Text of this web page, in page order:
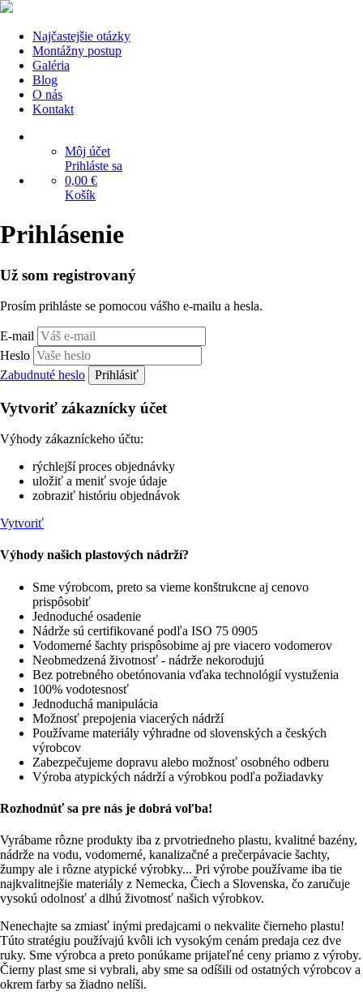
Najčastejšie otázky
Montážny postup
Galéria
Blog
O nás
Kontakt
Môj účet
Prihláste sa
0,00 €
Košík
Prihlásenie
Už som registrovaný
Prosím prihláste se pomocou vášho e-mailu a hesla.
E-mail
Heslo
Zabudnuté heslo
Vytvoriť zákaznícky účet
Výhody zákazníckeho účtu:
rýchlejší proces objednávky
uložiť a meniť svoje údaje
zobraziť históriu objednávok
Vytvoriť
Výhody našich plastových nádrží?
Sme výrobcom, preto sa vieme konštrukcne aj cenovo
prispôsobiť
Jednoduché osadenie
Nádrže sú certifikované podľa ISO 75 0905
Vodomerné šachty prispôsobime aj pre viacero vodomerov
Neobmedzená životnosť - nádrže nekorodujú
Bez potrebného obetónovania vďaka technológií vystuženia
100% vodotesnosť
Jednoduchá manipulácia
Možnosť prepojenia viacerých nádrží
Používame materiály výhradne od slovenských a českých
výrobcov
Zabezpečujeme dopravu alebo možnosť osobného odberu
Výroba atypických nádrží a výrobkou podľa požiadavky
Rozhodnúť sa pre nás je dobrá voľba!
Vyrábame rôzne produkty iba z prvotriedneho plastu, kvalitné bazény,
nádrže na vodu, vodomerné, kanalizačné a prečerpávacie šachty,
žumpy ale i rôzne atypické výrobky... Pri výrobe používame iba tie
najkvalitnejšie materiály z Nemecka, Čiech a Slovenska, čo zaručuje
vysokú odolnosť a dlhú životnosť našich výrobkov.
Nenechajte sa zmiasť inými predajcami o nekvalite čierneho plastu!
Túto stratégiu používajú kvôli ich vysokým cenám predaja cez dve
ruky. Sme výrobca a preto ponúkame prijateľné ceny priamo z výroby.
Čierny plast sme si vybrali, aby sme sa odíšili od ostatných výrobcov a
okrem farby sa žiadno nelíši.